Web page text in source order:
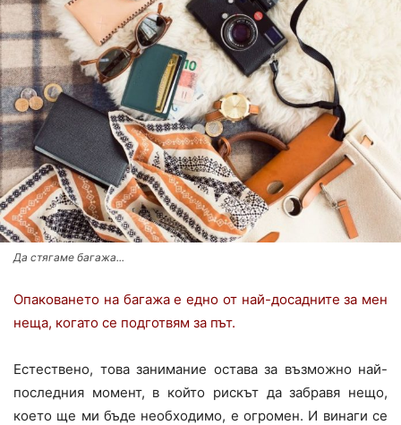
Да стягаме багажа...
Опаковането на багажа е едно от най-досадните за мен
неща, когато се подготвям за път.
Естествено, това занимание остава за възможно най-
последния момент, в който рискът да забравя нещо,
което ще ми бъде необходимо, е огромен. И винаги се